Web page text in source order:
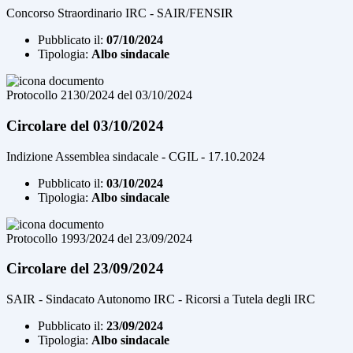
Concorso Straordinario IRC - SAIR/FENSIR
Pubblicato il: 07/10/2024
Tipologia: Albo sindacale
Protocollo 2130/2024 del 03/10/2024
Circolare del 03/10/2024
Indizione Assemblea sindacale - CGIL - 17.10.2024
Pubblicato il: 03/10/2024
Tipologia: Albo sindacale
Protocollo 1993/2024 del 23/09/2024
Circolare del 23/09/2024
SAIR - Sindacato Autonomo IRC - Ricorsi a Tutela degli IRC
Pubblicato il: 23/09/2024
Tipologia: Albo sindacale